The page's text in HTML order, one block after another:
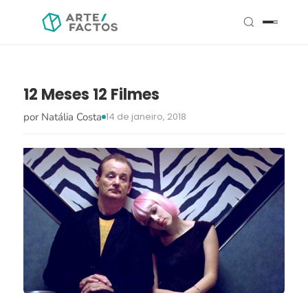
12 Meses 12 Filmes
por Natália Costa 14 de janeiro, 2018